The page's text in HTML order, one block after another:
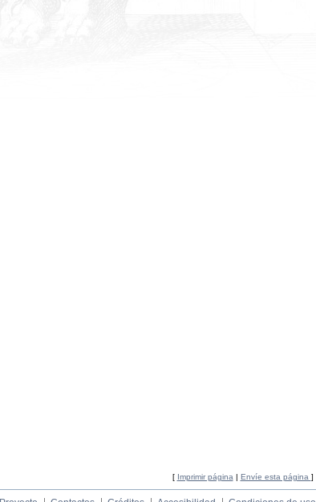
[ Imprimir página| Envíe esta página ]